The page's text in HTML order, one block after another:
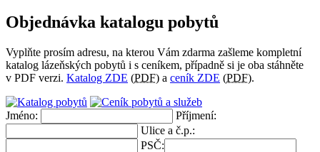
Objednávka katalogu pobytů
Vyplňte prosím adresu, na kterou Vám zdarma zašleme kompletní
katalog lázeňských pobytů i s ceníkem, případně si je oba stáhněte
v PDF verzi. Katalog ZDE (PDF) a ceník ZDE (PDF).
Jméno:
Příjmení:
Ulice a č.p.:
PSČ: